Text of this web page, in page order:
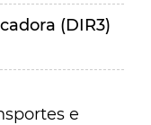
(DIR3)
e